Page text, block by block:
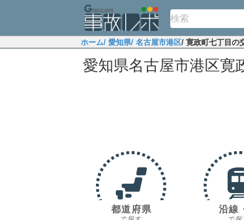
ホーム/ 愛知県/ 名古屋市港区/ 寛政町七丁目の
愛知県名古屋市港区寛
都道府県 沿線